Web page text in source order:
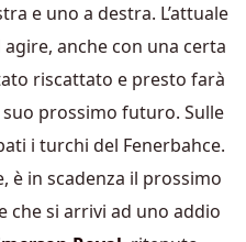
e uno a destra. L’attuale
anche con una certa
riscattato e presto farà
prossimo futuro. Sulle
i turchi del Fenerbahce.
è in scadenza il prossimo
che si arrivi ad uno addio